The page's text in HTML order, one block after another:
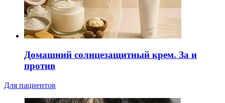
Домашний солнцезащитный крем. За и
против
Для пациентов